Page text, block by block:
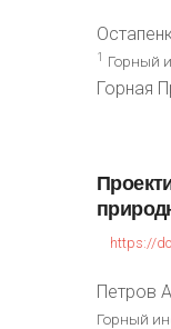
1 Горный
Горная
https://
Петров
Горный